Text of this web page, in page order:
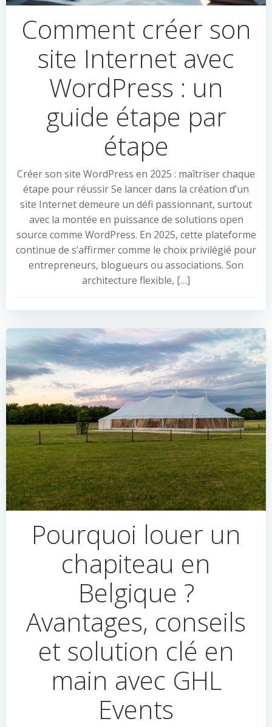
Comment créer son
site Internet avec
WordPress : un
guide étape par
étape
Créer son site WordPress en 2025 : maîtriser chaque
étape pour réussir Se lancer dans la création d’un
site Internet demeure un défi passionnant, surtout
avec la montée en puissance de solutions open
source comme WordPress. En 2025, cette plateforme
continue de s’affirmer comme le choix privilégié pour
entrepreneurs, blogueurs ou associations. Son
architecture flexible, […]
Pourquoi louer un
chapiteau en
Belgique ?
Avantages, conseils
et solution clé en
main avec GHL
Events